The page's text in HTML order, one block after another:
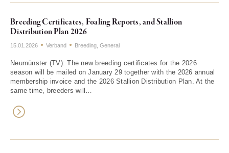
Breeding Certificates, Foaling Reports, and Stallion
Distribution Plan 2026
15.01.2026 Verband Breeding General
Neumünster (TV): The new breeding certificates for the 2026
season will be mailed on January 29 together with the 2026 annual
membership invoice and the 2026 Stallion Distribution Plan. At the
same time, breeders will…